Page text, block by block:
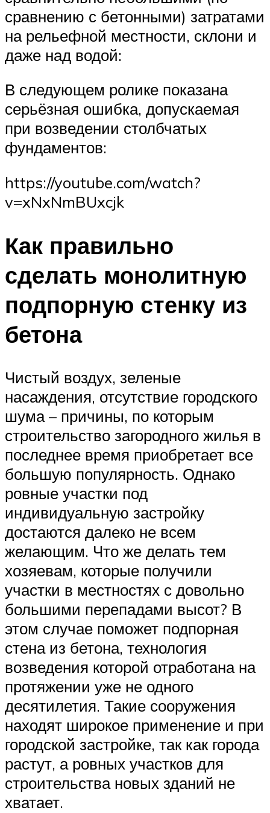
сравнению с бетонными) затратами
на рельефной местности, склони и
даже над водой:
В следующем ролике показана
серьёзная ошибка, допускаемая
при возведении столбчатых
фундаментов:
https://youtube.com/watch?
v=xNxNmBUxcjk
Как правильно
сделать монолитную
подпорную стенку из
бетона
Чистый воздух, зеленые
насаждения, отсутствие городского
шума – причины, по которым
строительство загородного жилья в
последнее время приобретает все
большую популярность. Однако
ровные участки под
индивидуальную застройку
достаются далеко не всем
желающим. Что же делать тем
хозяевам, которые получили
участки в местностях с довольно
большими перепадами высот? В
этом случае поможет подпорная
стена из бетона, технология
возведения которой отработана на
протяжении уже не одного
десятилетия. Такие сооружения
находят широкое применение и при
городской застройке, так как города
растут, а ровных участков для
строительства новых зданий не
хватает.